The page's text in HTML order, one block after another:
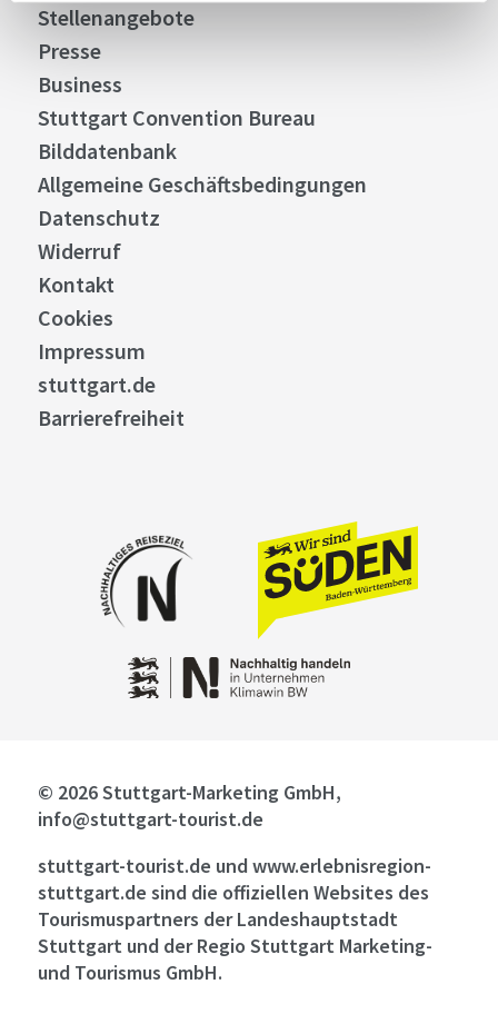
Stellenangebote
Presse
Business
Stuttgart Convention Bureau
Bilddatenbank
Allgemeine Geschäftsbedingungen
Datenschutz
Widerruf
Kontakt
Cookies
Impressum
stuttgart.de
Barrierefreiheit
© 2026 Stuttgart-Marketing GmbH,
info@stuttgart-tourist.de
stuttgart-tourist.de und www.erlebnisregion-
stuttgart.de sind die offiziellen Websites des
Tourismuspartners der Landeshauptstadt
Stuttgart und der Regio Stuttgart Marketing-
und Tourismus GmbH.